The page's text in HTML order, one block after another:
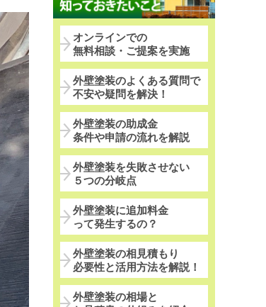
オンラインでの
無料相談・ご提案を実施
外壁塗装のよくある質問で
不安や疑問を解決！
外壁塗装の助成金
条件や申請の流れを解説
外壁塗装を失敗させない
５つの分岐点
外壁塗装に追加料金
って発生するの？
外壁塗装の相見積もり
必要性と活用方法を解説！
外壁塗装の相場と